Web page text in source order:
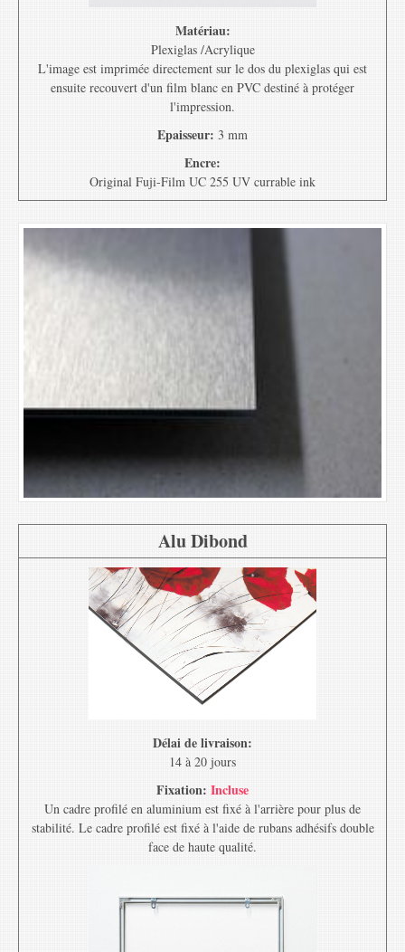
Matériau:
Plexiglas /Acrylique
L'image est imprimée directement sur le dos du plexiglas qui est
ensuite recouvert d'un film blanc en PVC destiné à protéger
l'impression.
Epaisseur: 3 mm
Encre:
Original Fuji-Film UC 255 UV currable ink
Alu Dibond
Délai de livraison:
14 à 20 jours
Fixation: Incluse
Un cadre profilé en aluminium est fixé à l'arrière pour plus de
stabilité. Le cadre profilé est fixé à l'aide de rubans adhésifs double
face de haute qualité.